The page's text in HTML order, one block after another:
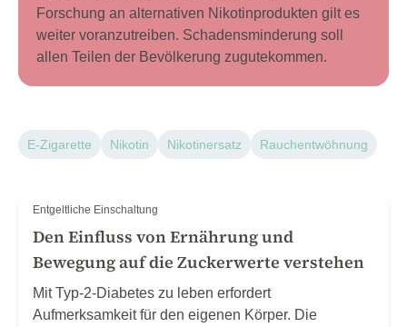
Forschung an alternativen Nikotinprodukten gilt es
weiter voranzutreiben. Schadensminderung soll
allen Teilen der Bevölkerung zugutekommen.
E-Zigarette Nikotin Nikotinersatz Rauchentwöhnung
Entgeltliche Einschaltung
Den Einfluss von Ernährung und
Bewegung auf die Zuckerwerte verstehen
Mit Typ-2-Diabetes zu leben erfordert
Aufmerksamkeit für den eigenen Körper. Die